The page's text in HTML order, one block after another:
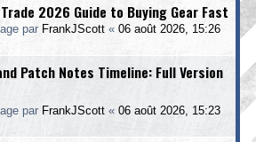
Trade 2026 Guide to Buying Gear Fast
par FrankJScott « 06 août 2026, 15:26
Patch Notes Timeline: Full Version
par FrankJScott « 06 août 2026, 15:23